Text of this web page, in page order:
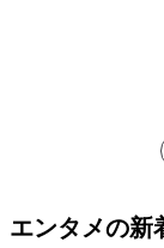
エンタメの新